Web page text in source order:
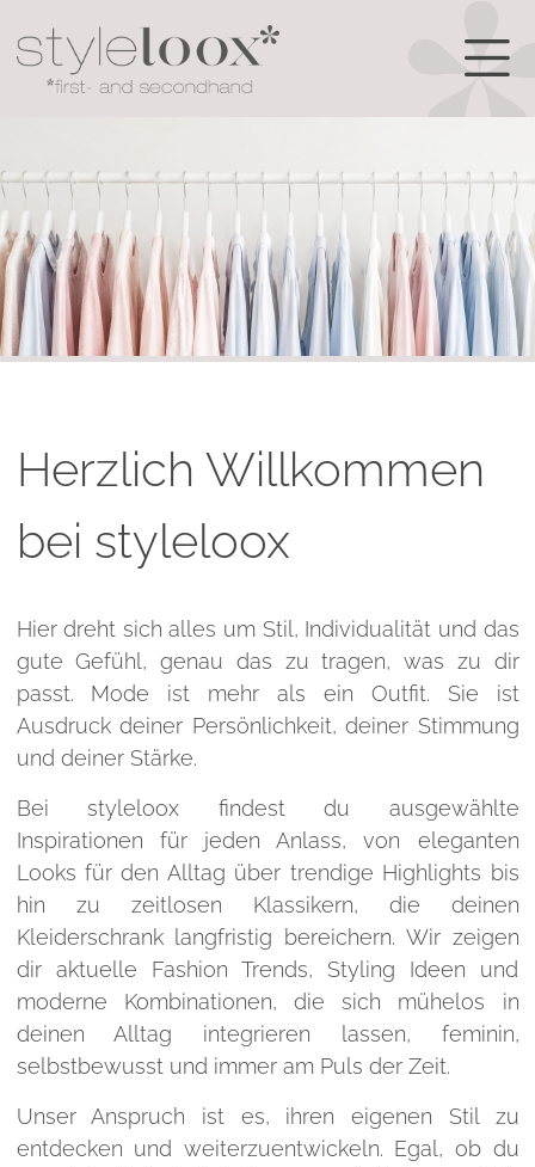
Herzlich Willkommen
bei styleloox
Hier dreht sich alles um Stil, Individualität und das
gute Gefühl, genau das zu tragen, was zu dir
passt. Mode ist mehr als ein Outfit. Sie ist
Ausdruck deiner Persönlichkeit, deiner Stimmung
und deiner Stärke.
Bei styleloox findest du ausgewählte
Inspirationen für jeden Anlass, von eleganten
Looks für den Alltag über trendige Highlights bis
hin zu zeitlosen Klassikern, die deinen
Kleiderschrank langfristig bereichern. Wir zeigen
dir aktuelle Fashion Trends, Styling Ideen und
moderne Kombinationen, die sich mühelos in
deinen Alltag integrieren lassen, feminin,
selbstbewusst und immer am Puls der Zeit.
Unser Anspruch ist es, ihren eigenen Stil zu
entdecken und weiterzuentwickeln. Egal, ob du